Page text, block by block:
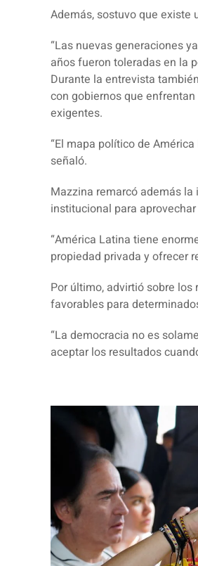
Además, sostuvo que existe
“Las nuevas generaciones
años fueron toleradas en la
Durante la entrevista
con gobiernos que
exigentes.
“El mapa político de
señaló.
Mazzina remarcó además
institucional para
“América Latina tiene
propiedad privada y ofrecer
Por último, advirtió sobre
favorables para
“La democracia no es
aceptar los resultados